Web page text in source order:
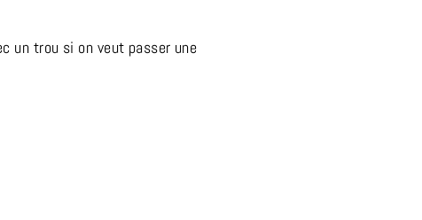
un trou si on veut passer une